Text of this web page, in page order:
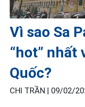
Vì sao Sa
“hot” nhất
Quốc?
CHI TRẦN | 09/02/